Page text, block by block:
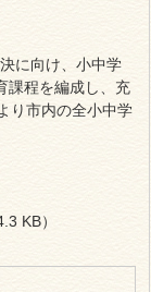
に向け、小中学
課程を編成し、充
り市内の全小中学
KB）